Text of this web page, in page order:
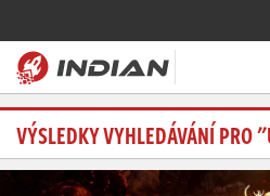
Magazín
Recenze
VÝSLEDKY VYHLEDÁVÁNÍ PRO